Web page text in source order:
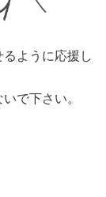
ように応援し
で下さい。